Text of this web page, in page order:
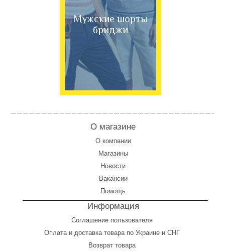
Мужские шорты
бриджи
О магазине
О компании
Магазины
Новости
Вакансии
Помощь
Информация
Соглашение пользователя
Оплата и доставка товара по Украине и СНГ
Возврат товара